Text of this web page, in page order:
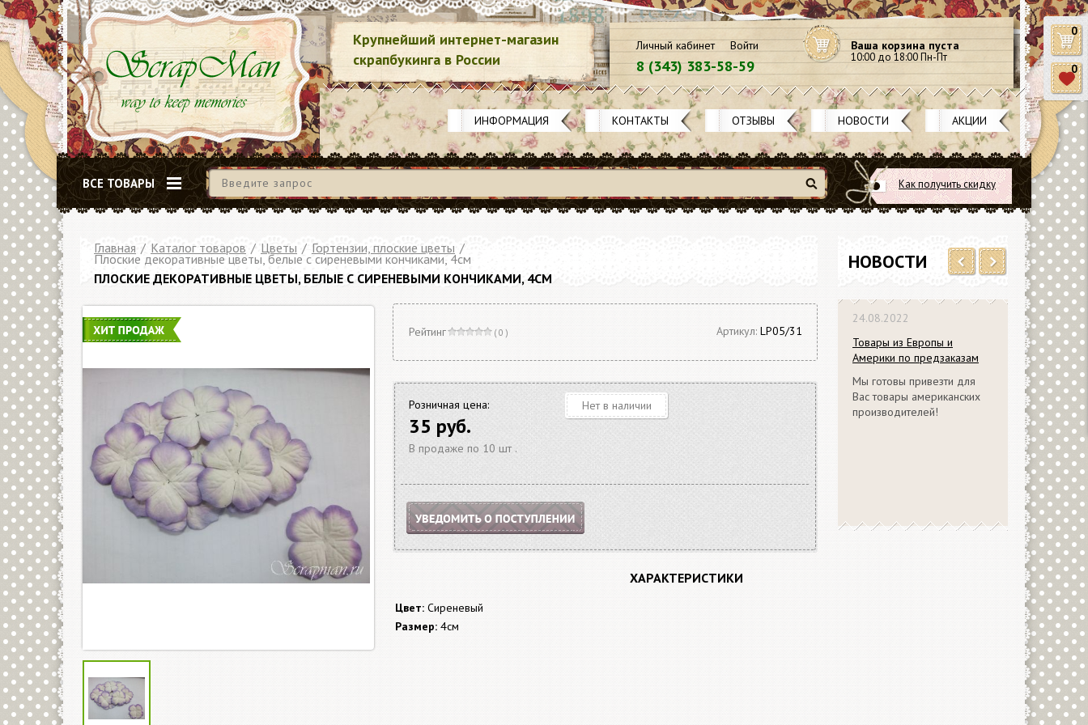
Ваша корзина пуста
10:00 до 18:00 Пн-Пт
Личный кабинет Войти
8 (343) 383-58-59
Крупнейший интернет-магазин
скрапбукинга в России
ИНФОРМАЦИЯ КОНТАКТЫ ОТЗЫВЫ НОВОСТИ АКЦИИ
Как получить скидку
Найти
ВСЕ ТОВАРЫ
НОВОСТИ
24.08.2022
Товары из Европы и
Америки по предзаказам
Мы готовы привезти для
Вас товары американских
производителей!
Главная / Каталог товаров / Цветы / Гортензии, плоские цветы /
Плоские декоративные цветы, белые с сиреневыми кончиками, 4см
ПЛОСКИЕ ДЕКОРАТИВНЫЕ ЦВЕТЫ, БЕЛЫЕ С СИРЕНЕВЫМИ КОНЧИКАМИ, 4СМ
Рейтинг ( 0 ) Артикул: LP05/31
Розничная цена:
35 руб.
В продаже по 10 шт .
Нет в наличии
ХАРАКТЕРИСТИКИ
Цвет: Сиреневый
Размер: 4см
0
0